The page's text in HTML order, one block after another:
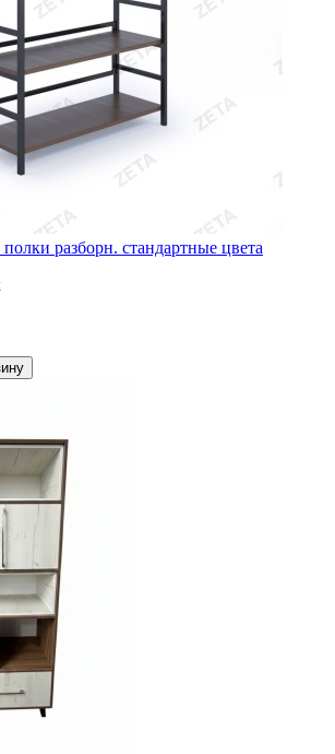
разборн. стандартные цвета